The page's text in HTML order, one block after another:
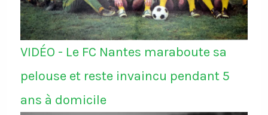
VIDÉO - Le FC Nantes maraboute sa
pelouse et reste invaincu pendant 5
ans à domicile